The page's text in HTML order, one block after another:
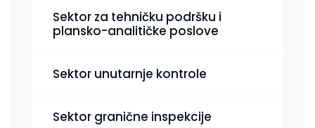
Sektor za tehničku podršku i
plansko-analitičke poslove
Sektor unutarnje kontrole
Sektor granične inspekcije